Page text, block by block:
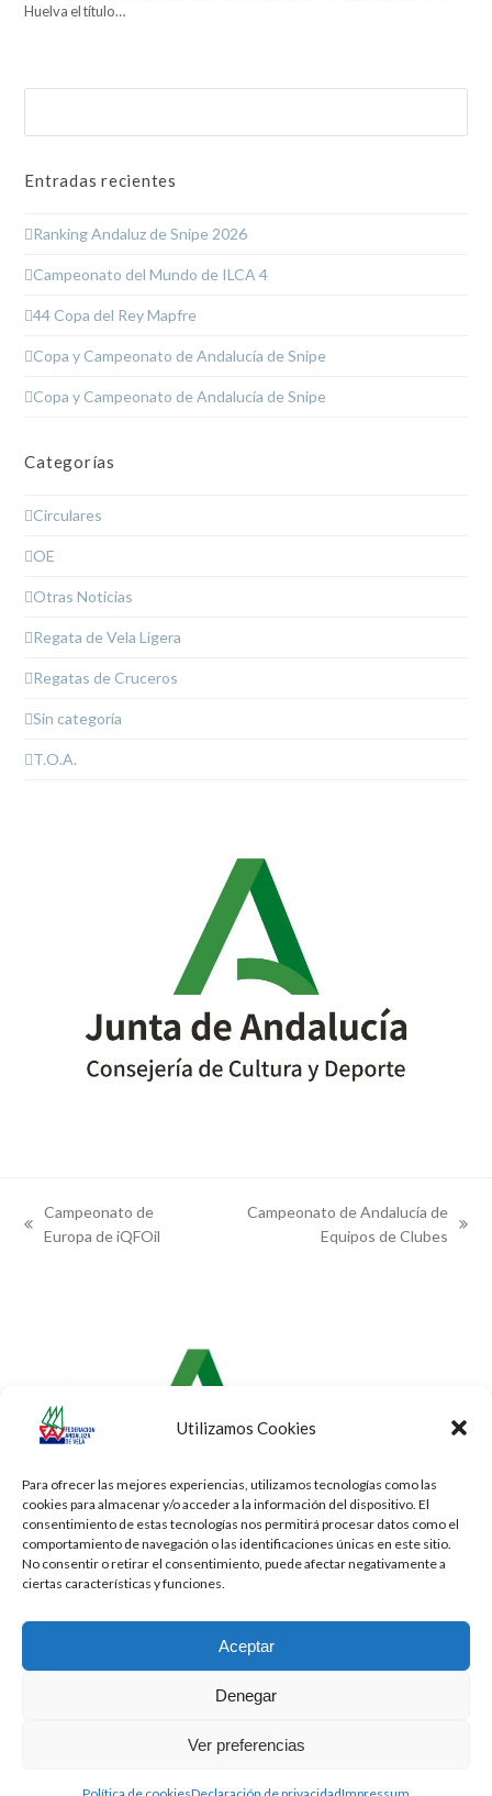
Utilizamos Cookies
Para ofrecer las mejores experiencias, utilizamos tecnologías como las
cookies para almacenar y/o acceder a la información del dispositivo. El
consentimiento de estas tecnologías nos permitirá procesar datos como el
comportamiento de navegación o las identificaciones únicas en este sitio.
No consentir o retirar el consentimiento, puede afectar negativamente a
ciertas características y funciones.
Aceptar
Denegar
Ver preferencias
Huelva el título…
Entradas recientes
Ranking Andaluz de Snipe 2026
Campeonato del Mundo de ILCA 4
44 Copa del Rey Mapfre
Copa y Campeonato de Andalucía de Snipe
Copa y Campeonato de Andalucía de Snipe
Categorías
Circulares
OE
Otras Noticias
Regata de Vela Ligera
Regatas de Cruceros
Sin categoría
T.O.A.
previous
Campeonato de
Europa de iQFOil
Campeonato de Andalucía de
Equipos de Clubes
Todos los derechos reservados -Privacidad